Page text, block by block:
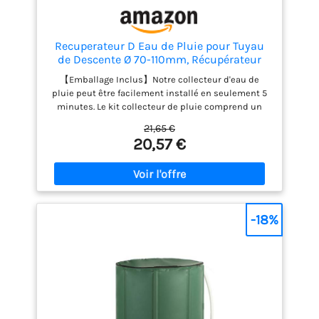
Recuperateur D Eau de Pluie pour Tuyau
de Descente Ø 70-110mm, Récupérateur
Eau de Pluie pour Toitures Jusqu'à 80 m²,
Collecteur Eau de Pluie, Récupérateur
d'eau avec Accessoires de Montage
【Emballage Inclus】Notre collecteur d'eau de
pluie peut être facilement installé en seulement 5
minutes. Le kit collecteur de pluie comprend un
haute qualité, un tuyau de 80 cm, des rondelles de
raccordement au réservoir, des vis et un manuel
d'instructions. 【Matériau Durable】Cet inverseur
de filtre de descente pluviale est fabriqué en PVC et
en caoutchouc de haute qualité, résistant à la
déchirure et antidérapant, robuste et durable pour
garantir une durabilité maximale. Convient à tous
d'eau. 【Extension multifonctionnelle】 Notre
collecteur d'eau de pluie convient aux descentes
pluviales de 70 à 110 mm et aux toits jusqu'à 80
mètres carrés (pour les tuyaux d'un diamètre de 70
21,65 €
20,57 €
-18%